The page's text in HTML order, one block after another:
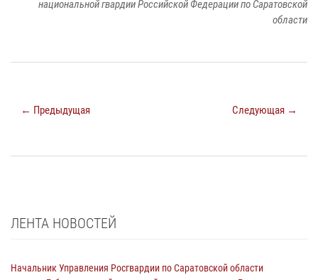
национальной гвардии Российской Федерации по Саратовской
области
← Предыдущая Следующая →
ЛЕНТА НОВОСТЕЙ
Начальник Управления Росгвардии по Саратовской области